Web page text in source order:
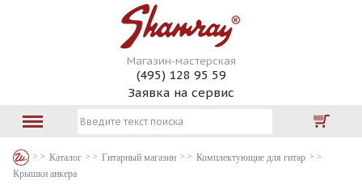
Магазин-мастерская
(495) 128 95 59
Заявка на сервис
Каталог Гитарный магазин
Комплектующие для гитар
Крышки анкера